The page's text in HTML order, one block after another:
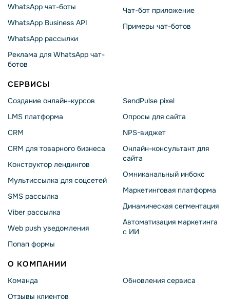
WhatsApp чат-боты
WhatsApp Business API
WhatsApp рассылки
Реклама для WhatsApp чат-
ботов
Чат-бот приложение
Примеры чат-ботов
СЕРВИСЫ
Создание онлайн-курсов
LMS платформа
CRM
CRM для товарного бизнеса
Конструктор лендингов
Мультиссылка для соцсетей
SMS рассылка
Viber рассылка
Web push уведомления
Попап формы
SendPulse pixel
Опросы для сайта
NPS-виджет
Онлайн-консультант для
сайта
Омниканальный инбокс
Маркетинговая платформа
Динамическая сегментация
Автоматизация маркетинга
с ИИ
О КОМПАНИИ
Команда
Отзывы клиентов
Обновления сервиса